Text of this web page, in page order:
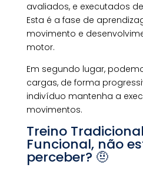
avaliados, e executados
Esta é a fase de
movimento e
motor.
Em segundo lugar,
cargas, de forma
indivíduo mantenha a
movimentos.
Treino
Funcional, não
perceber? 🤨